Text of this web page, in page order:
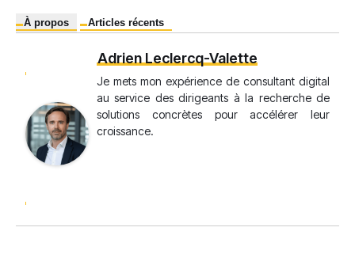
À propos Articles récents
Adrien Leclercq-Valette
Je mets mon expérience de consultant digital
au service des dirigeants à la recherche de
solutions concrètes pour accélérer leur
croissance.